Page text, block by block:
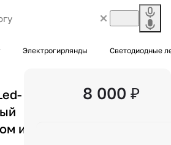
Электрогирлянды Светодиодные
и
8 000 ₽